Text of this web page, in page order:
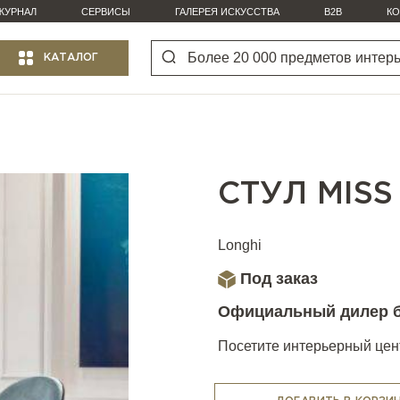
СЕРВИСЫ ГАЛЕРЕЯ ИСКУССТВА B2B
КАТАЛОГ
СТУЛ MISS
Longhi
Под заказ
Официальный дилер
Посетите интерьерный